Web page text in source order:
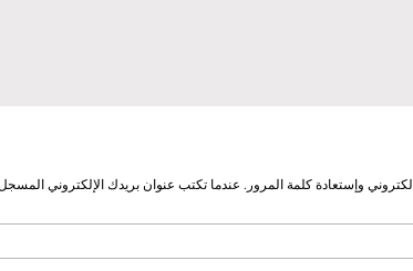
وإستعادة كلمة المرور. عندما تكتب عنوان بريدك الإلكتروني